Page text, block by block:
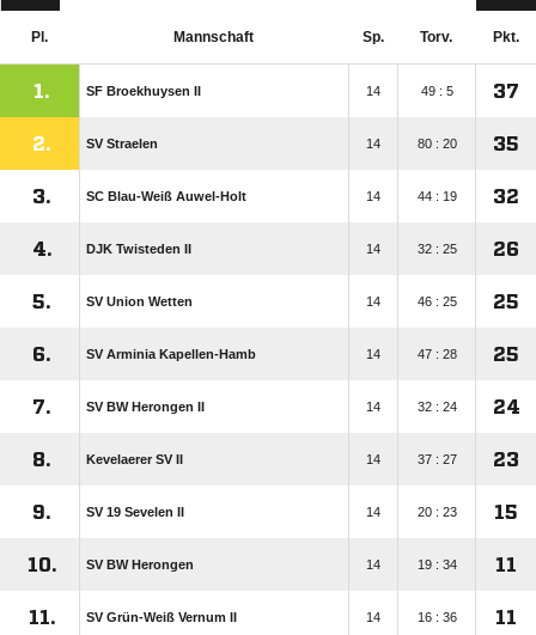
Pl. Mannschaft Sp. Torv. Pkt.
1. SF Broekhuysen II 14 49 : 5 37
2. SV Straelen 14 80 : 20 35
3. SC Blau-Weiß Auwel-Holt 14 44 : 19 32
4. DJK Twisteden II 14 32 : 25 26
5. SV Union Wetten 14 46 : 25 25
6. SV Arminia Kapellen-Hamb 14 47 : 28 25
7. SV BW Herongen II 14 32 : 24 24
8. Kevelaerer SV II 14 37 : 27 23
9. SV 19 Sevelen II 14 20 : 23 15
10. SV BW Herongen 14 19 : 34 11
11. SV Grün-Weiß Vernum II 14 16 : 36 11